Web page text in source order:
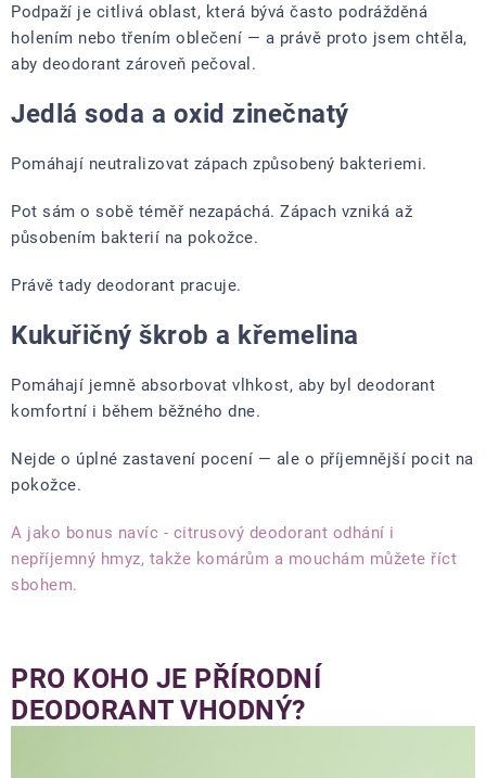
Podpaží je citlivá oblast, která bývá často podrážděná
holením nebo třením oblečení — a právě proto jsem chtěla,
aby deodorant zároveň pečoval.
Jedlá soda a oxid zinečnatý
Pomáhají neutralizovat zápach způsobený bakteriemi.
Pot sám o sobě téměř nezapáchá. Zápach vzniká až
působením bakterií na pokožce.
Právě tady deodorant pracuje.
Kukuřičný škrob a křemelina
Pomáhají jemně absorbovat vlhkost, aby byl deodorant
komfortní i během běžného dne.
Nejde o úplné zastavení pocení — ale o příjemnější pocit na
pokožce.
A jako bonus navíc - citrusový deodorant odhání i
nepříjemný hmyz, takže komárům a mouchám můžete říct
sbohem.
PRO KOHO JE PŘÍRODNÍ
DEODORANT VHODNÝ?